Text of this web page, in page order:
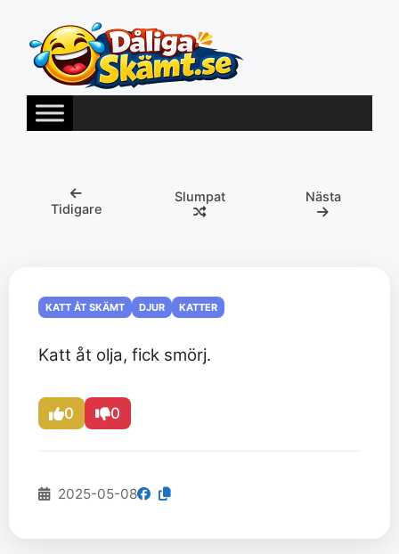
innehåll
Tidigare
Slumpat Nästa
KATT ÅT SKÄMT DJUR KATTER
Katt åt olja, fick smörj.
0 0
2025-05-08